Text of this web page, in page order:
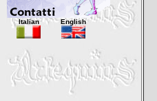
Italian English